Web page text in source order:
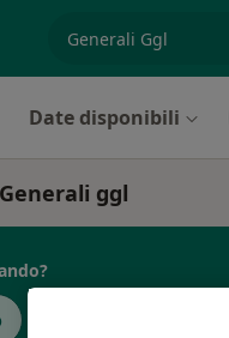
Date disponibili
ggl